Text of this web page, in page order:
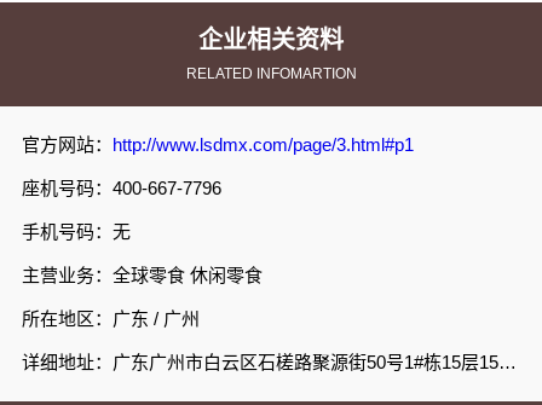
企业相关资料
RELATED INFOMARTION
官方网站： http://www.lsdmx.com/page/3.html#p1
座机号码：400-667-7796
手机号码：无
主营业务：全球零食 休闲零食
所在地区：广东 / 广州
详细地址：广东广州市白云区石槎路聚源街50号1#栋15层1508室